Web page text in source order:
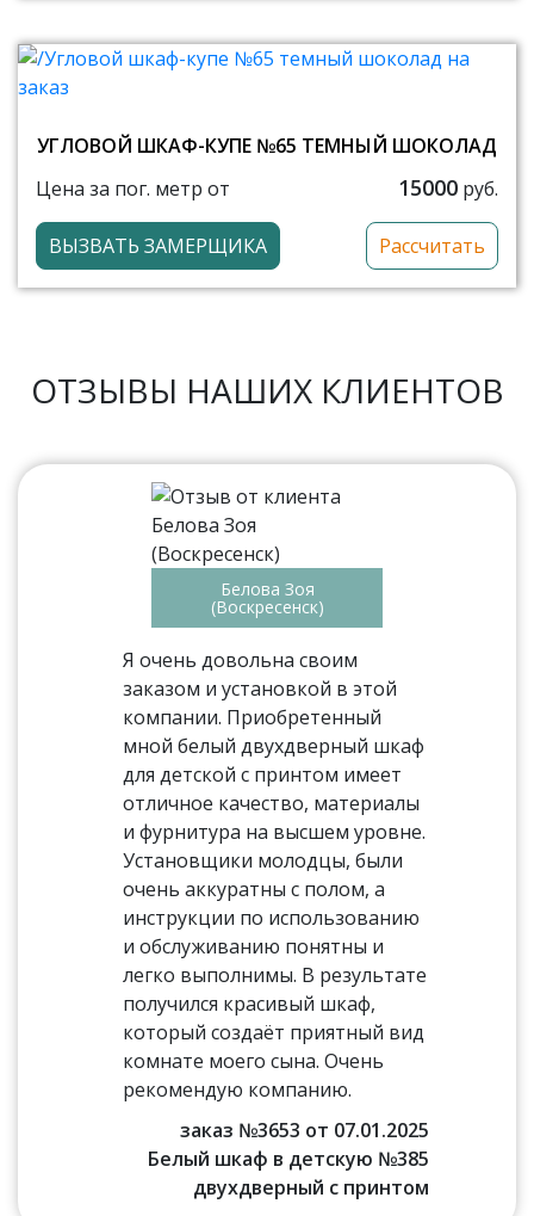
УГЛОВОЙ ШКАФ-КУПЕ №65 ТЕМНЫЙ ШОКОЛАД
Цена за пог. метр от
15000 руб.
ВЫЗВАТЬ ЗАМЕРЩИКА Рассчитать
ОТЗЫВЫ НАШИХ КЛИЕНТОВ
Белова Зоя
(Воскресенск)
Я очень довольна своим
заказом и установкой в этой
компании. Приобретенный
мной белый двухдверный шкаф
для детской с принтом имеет
отличное качество, материалы
и фурнитура на высшем уровне.
Установщики молодцы, были
очень аккуратны с полом, а
инструкции по использованию
и обслуживанию понятны и
легко выполнимы. В результате
получился красивый шкаф,
который создаёт приятный вид
комнате моего сына. Очень
рекомендую компанию.
заказ №3653 от 07.01.2025
Белый шкаф в детскую №385
двухдверный с принтом